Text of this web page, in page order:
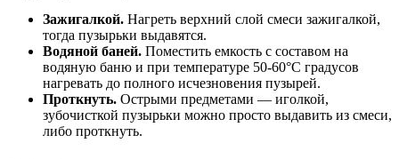
Зажигалкой. Нагреть верхний слой смеси зажигалкой,
тогда пузырьки выдавятся.
Водяной баней. Поместить емкость с составом на
водяную баню и при температуре 50-60°C градусов
нагревать до полного исчезновения пузырей.
Проткнуть. Острыми предметами — иголкой,
зубочисткой пузырьки можно просто выдавить из смеси,
либо проткнуть.